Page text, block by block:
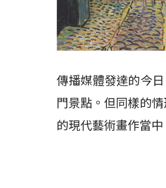
傳播媒體發達的今
門景點。但同樣的
的現代藝術畫作當中